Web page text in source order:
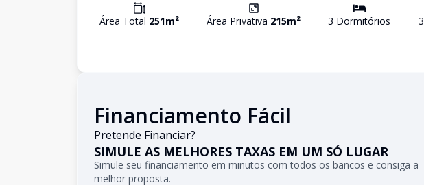
Área Total 251m² Área Privativa 215m² 3 Dormitórios 3
Financiamento Fácil
Pretende Financiar?
SIMULE AS MELHORES TAXAS EM UM SÓ LUGAR
Simule seu financiamento em minutos com todos os bancos e consiga a
melhor proposta.